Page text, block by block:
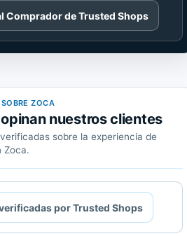
Comprador de Trusted Shops
ZOCA
nuestros clientes
sobre la experiencia de
Zoca.
por Trusted Shops